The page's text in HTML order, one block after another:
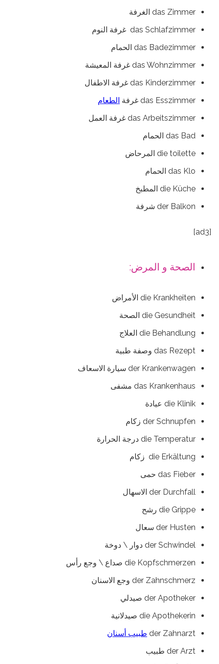
das Zimmer الغرفة
das Schlafzimmer غرفة النوم
das Badezimmer الحمام
das Wohnzimmer غرفة المعيشة
das Kinderzimmer غرفة الاطفال
das Esszimmer غرفة
الطعام
das Arbeitszimmer غرفة العمل
das Bad الحمام
die toilette المرحاض
das Klo الحمام
die Küche المطبخ
der Balkon شرفة
[ad3]
الصحة و المرض:
die Krankheiten الأمراض
die Gesundheit الصحة
die Behandlung العلاج
das Rezept وصفة طبية
der Krankenwagen سيارة الاسعاف
das Krankenhaus مشفى
die Klinik عيادة
der Schnupfen زكام
die Temperatur درجة الحرارة
die Erkältung زكام
das Fieber حمى
der Durchfall الاسهال
die Grippe رشح
der Husten سعال
der Schwindel دوار \ دوخة
die Kopfschmerzen صداع \ وجع رأس
der Zahnschmerz وجع الاسنان
der Apotheker صيدلي
die Apothekerin صيدلانية
der Zahnarzt طبيب أسنان
der Arzt طبيب